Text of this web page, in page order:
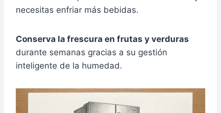
necesitas enfriar más bebidas.
Conserva la frescura en frutas y verduras
durante semanas gracias a su gestión
inteligente de la humedad.